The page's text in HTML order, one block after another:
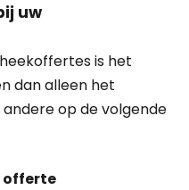
uw
is het
dan alleen het
op de volgende
offerte